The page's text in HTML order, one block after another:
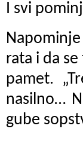
I svi
rata i da
pamet.
nasilno…
gube